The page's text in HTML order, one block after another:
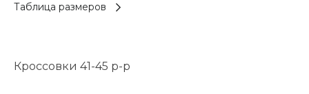
Таблица размеров
Кроссовки 41-45 р-р